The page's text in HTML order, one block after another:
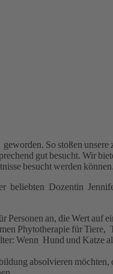
So stoßen
gut besucht. Wir
besucht werden können.
beliebten Dozentin
Personen an, die Wert
Phytotherapie für Tiere,
Wenn Hund und Katze
absolvieren